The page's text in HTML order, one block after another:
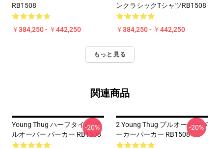
RB1508
￥384,250 - ￥442,250
ンクラシックTシャツRB1508
￥384,250 - ￥442,250
もっと見る
関連商品
Young Thug ハーフタイム プ
ルオーバー パーカー RB1508
-20%
2 Young Thug プルオーバーパ
ーカーパーカー RB1508
-20%